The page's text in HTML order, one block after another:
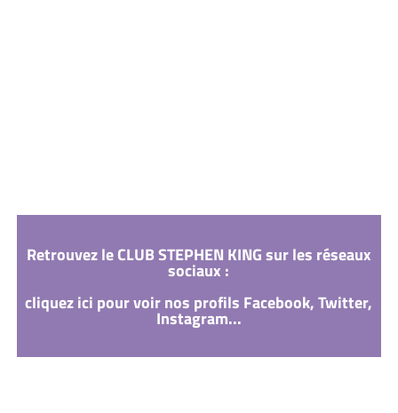
Retrouvez le CLUB STEPHEN KING sur les réseaux
sociaux :
cliquez ici pour voir nos profils Facebook, Twitter,
Instagram...